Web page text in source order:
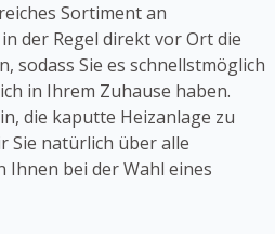
Sortiment an
der Regel direkt vor Ort die
sodass Sie es schnellstmöglich
in Ihrem Zuhause haben.
die kaputte Heizanlage zu
Sie natürlich über alle
bei der Wahl eines